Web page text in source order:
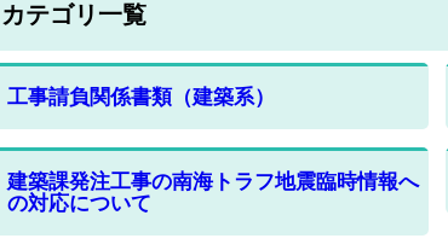
カテゴリ一覧
工事請負関係書類（建築系）
建築課発注工事の南海トラフ地震臨時情報へ
の対応について